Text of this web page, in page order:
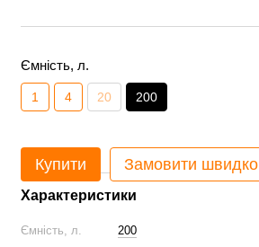
Ємність, л.
1 4 20 200
Купити Замовити швидко
Характеристики
Ємність, л.
200